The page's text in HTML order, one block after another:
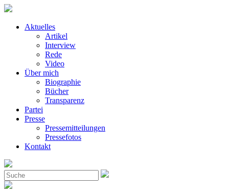
Aktuelles
Artikel
Interview
Rede
Video
Über mich
Biographie
Bücher
Transparenz
Partei
Presse
Pressemitteilungen
Pressefotos
Kontakt